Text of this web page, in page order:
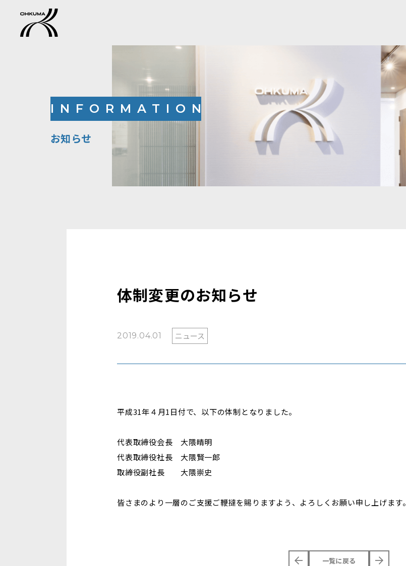
INFORMATION
お知らせ
体制変更のお知らせ
2019.04.01 ニュース
平成31年４月1日付で、以下の体制となりました。
代表取締役会長 大隈晴明
代表取締役社長 大隈賢一郎
取締役副社長 大隈崇史
皆さまのより一層のご支援ご鞭撻を賜りますよう、よろしくお願い申し上げます。
一覧に戻る